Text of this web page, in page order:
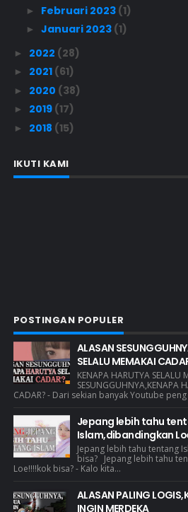
► Februari 2023 (1)
► Januari 2023 (1)
► 2022 (28)
► 2021 (61)
► 2020 (38)
► 2019 (17)
► 2018 (15)
IKUTI KAMI
POSTINGAN POPULER
ALASAN
SELALU MEMAKAI
KENAPA HARUTYA SELALU
SESUNGGUHNYA,KENAPA
CADAR? - Dari sekian banyak Youtube
Jepang lebih tahu
Islam,dibandingkan
Jepang lebih tahu tentang
bisa? Jepang lebih tahu
Loe!!!!kok bisa? - Kalo kita...
ALASAN PALING
INGIN MERDEKA